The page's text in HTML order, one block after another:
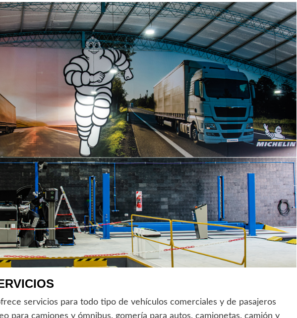
servicios para todo tipo de vehículos comerciales y de pasajeros
para camiones y ómnibus, gomería para autos, camionetas, camión y